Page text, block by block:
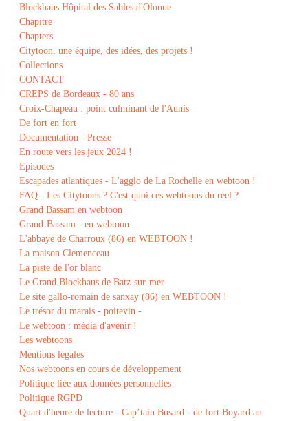
Blockhaus Hôpital des Sables d'Olonne
Chapitre
Chapters
Citytoon, une équipe, des idées, des projets !
Collections
CONTACT
CREPS de Bordeaux - 80 ans
Croix-Chapeau : point culminant de l'Aunis
De fort en fort
Documentation - Presse
En route vers les jeux 2024 !
Episodes
Escapades atlantiques - L'agglo de La Rochelle en webtoon !
FAQ - Les Citytoons ? C'est quoi ces webtoons du réel ?
Grand Bassam en webtoon
Grand-Bassam - en webtoon
L'abbaye de Charroux (86) en WEBTOON !
La maison Clemenceau
La piste de l'or blanc
Le Grand Blockhaus de Batz-sur-mer
Le site gallo-romain de sanxay (86) en WEBTOON !
Le trésor du marais - poitevin -
Le webtoon : média d'avenir !
Les webtoons
Mentions légales
Nos webtoons en cours de développement
Politique liée aux données personnelles
Politique RGPD
Quart d'heure de lecture - Cap’tain Busard - de fort Boyard au